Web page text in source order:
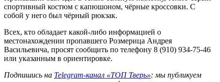
спортивный костюм с капюшоном, чёрные кроссовки. С
собой у него был чёрный рюкзак.
Всех, кто обладает какой-либо информацией о
местонахождении пропавшего Розмерица Андрея
Васильевича, просят сообщить по телефону 8 (910) 934-75-46
или указанным в ориентировке.
Подпишись на Telegram-канал «ТОП Тверь»: мы публикуем